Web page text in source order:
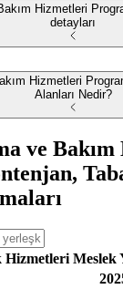
Hizmetleri
detayları
Hizmetleri
Alanları Nedir?
ve
Hizmetleri